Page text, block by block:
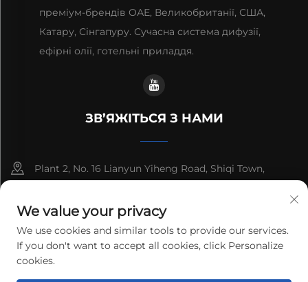
преміум-брендів ОАЕ, Великобританії, США,
Катару, Сінгапуру. Сучасна система дифузії,
ефірні олії, готельні приладдя.
ЗВ’ЯЖІТЬСЯ З НАМИ
Plant 2, No. 16 Lianyun Yiheng Road, Shiqi Town,
+86-13192436782
[email protected]
We value your privacy
We use cookies and similar tools to provide our services.
If you don't want to accept all cookies, click Personalize
cookies.